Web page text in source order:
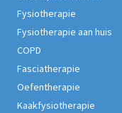
Fysiotherapie
Fysiotherapie aan huis
COPD
Fasciatherapie
Oefentherapie
Kaakfysiotherapie